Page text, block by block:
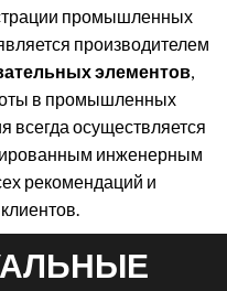
промышленных
производителем
элементов
в промышленных
всегда осуществляется
инженерным
рекомендаций и